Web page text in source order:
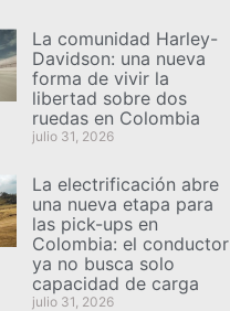
La comunidad Harley-
Davidson: una nueva
forma de vivir la
libertad sobre dos
ruedas en Colombia
julio 31, 2026
La electrificación abre
una nueva etapa para
las pick-ups en
Colombia: el conductor
ya no busca solo
capacidad de carga
julio 31, 2026